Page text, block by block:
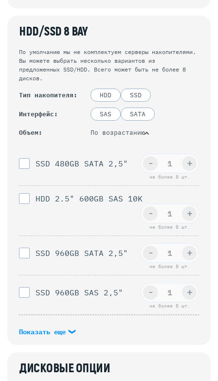
HDD/SSD 8 BAY
По умолчанию мы не комплектуем серверы накопителями.
Вы можете выбрать несколько вариантов из
предложенных SSD/HDD. Всего может быть не более 8
дисков.
Тип накопителя HDD SSD
Интерфейс SAS SATA
Объем По возрастанию
SSD 480GB SATA 2,5"
не более 8 шт.
+
-
HDD 2.5" 600GB SAS 10K
не более 8 шт.
+
-
SSD 960GB SAТА 2,5"
не более 8 шт.
+
-
SSD 960GB SAS 2,5"
не более 8 шт.
+
-
Показать еще
ДИСКОВЫЕ ОПЦИИ